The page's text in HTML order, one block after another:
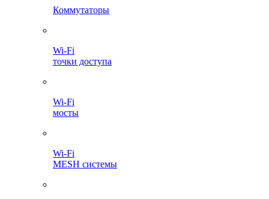
Коммутаторы
Wi-Fi
точки доступа
Wi-Fi
мосты
Wi-Fi
MESH системы